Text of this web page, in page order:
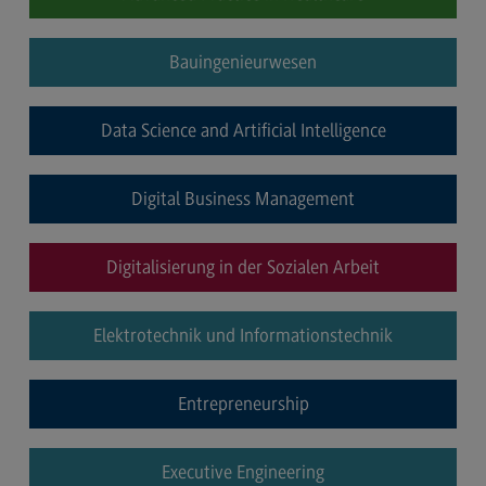
Rahmenbedingungen
Berufsperspektiven
Kontakt
Integrated Engineering
Integrated Engineering
Rahmenbedingungen
Modulangebot
Berufsperspektiven
Kontakt
Intensive Care
Bauingenieurwesen
Data Science and Artificial Intelligence
Digital Business Management
Digitalisierung in der Sozialen Arbeit
Elektrotechnik und Informationstechnik
Entrepreneurship
Executive Engineering